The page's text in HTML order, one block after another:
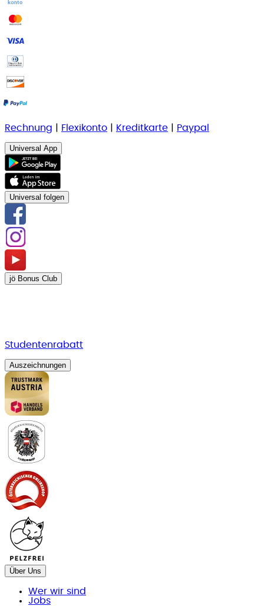
Rechnung Flexikonto Kreditkarte Paypal
Universal App
Universal folgen
jö Bonus Club
Studentenrabatt
Auszeichnungen
Über Uns
Wer wir sind
Jobs